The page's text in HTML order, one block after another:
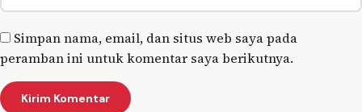
Simpan nama, email, dan situs web saya pada
peramban ini untuk komentar saya berikutnya.